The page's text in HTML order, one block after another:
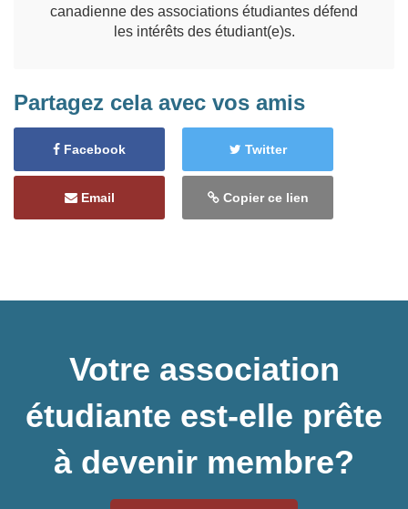
canadienne des associations étudiantes défend
les intérêts des étudiant(e)s.
Partagez cela avec vos amis
Facebook Twitter
Email Copier ce lien
Votre association
étudiante est-elle prête
à devenir membre?